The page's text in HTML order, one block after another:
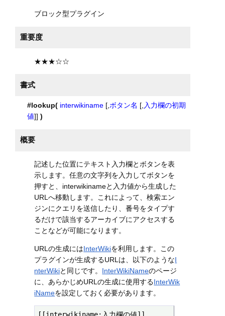
ブロック型プラグイン
重要度
★★★☆☆
書式
#lookup( interwikiname[,ボタン名 [,入力欄の初期
値]] )
概要
記述した位置にテキスト入力欄とボタンを表
示します。任意の文字列を入力してボタンを
押すと、interwikinameと入力値から生成した
URLへ移動します。これによって、検索エン
ジンにクエリを送信したり、番号をタイプす
るだけで該当するアーカイブにアクセスする
ことなどが可能になります。
URLの生成にはInterWikiを利用します。この
プラグインが生成するURLは、以下のようなI
nterWikiと同じです。 InterWikiNameのページ
に、あらかじめURLの生成に使用するInterWik
iNameを設定しておく必要があります。